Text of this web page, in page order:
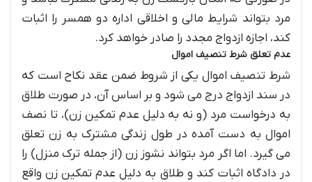
مرد بتواند شرایط مالی و اخلاقی اداره دو همسر را اثبات
کند، اجازه ازدواج مجدد را صادر خواهد کرد.
عدم تعلق شرط تنصیف اموال
شرط تنصیف اموال یکی از شروط ضمن عقد نکاح است که
در سند ازدواج درج می شود و بر اساس آن، در صورت طلاق
به درخواست مرد (و نه به دلیل عدم تمکین زن)، تا نصف
اموال به دست آمده در طول زندگی مشترک به زن تعلق
می گیرد. اما اگر مرد بتواند نشوز زن (از جمله ترک منزل) را
در دادگاه اثبات کند و طلاق به دلیل عدم تمکین زن واقع